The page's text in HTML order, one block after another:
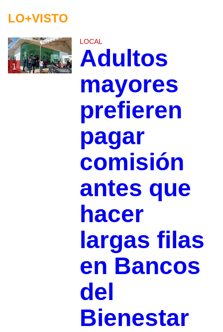
LO+VISTO
1
LOCAL
Adultos
mayores
prefieren
pagar
comisión
antes que
hacer
largas filas
en Bancos
del
Bienestar